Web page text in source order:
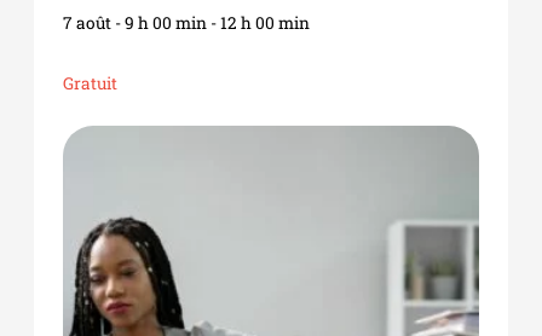
7 août -9 h 00 min -12 h 00 min
Gratuit